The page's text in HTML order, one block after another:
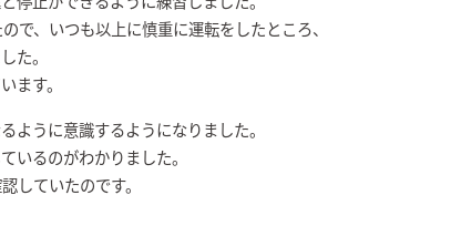
で、いつも以上に慎重に運転をしたところ、
た。
ます。
ように意識するようになりました。
いるのがわかりました。
していたのです。